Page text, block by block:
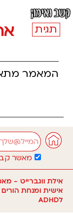
דילוג
לתוכן
תגית
אימייל
מאשר
אילת ווגברייט -
אישית ומנחת הורים
לADHD